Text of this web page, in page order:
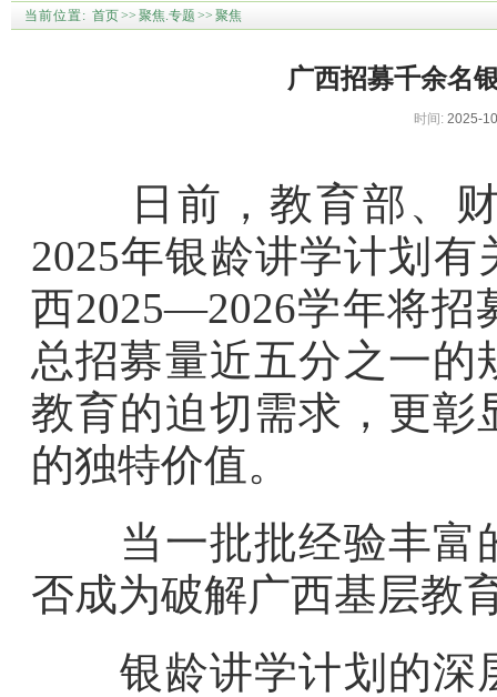
当前位置: 首页>> 聚焦.专题 >> 聚焦
广西招募千余名
时间: 2025-
日前，教育部、财
2025年银龄讲学计划
西2025—2026学年将招
总招募量近五分之一的
教育的迫切需求，更彰
的独特价值。
当一批批经验丰富
否成为破解广西基层教
银龄讲学计划的深